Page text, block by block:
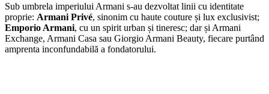
Sub umbrela imperiului Armani s-au dezvoltat linii cu identitate
proprie: Armani Privé, sinonim cu haute couture și lux exclusivist;
Emporio Armani, cu un spirit urban și tineresc; dar și Armani
Exchange, Armani Casa sau Giorgio Armani Beauty, fiecare purtând
amprenta inconfundabilă a fondatorului.